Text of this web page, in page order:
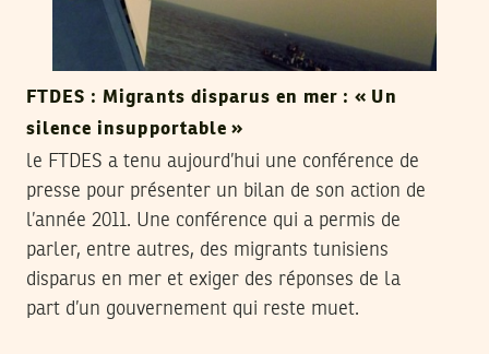
FTDES : Migrants disparus en mer : « Un
silence insupportable »
le FTDES a tenu aujourd’hui une conférence de
presse pour présenter un bilan de son action de
l’année 2011. Une conférence qui a permis de
parler, entre autres, des migrants tunisiens
disparus en mer et exiger des réponses de la
part d’un gouvernement qui reste muet.